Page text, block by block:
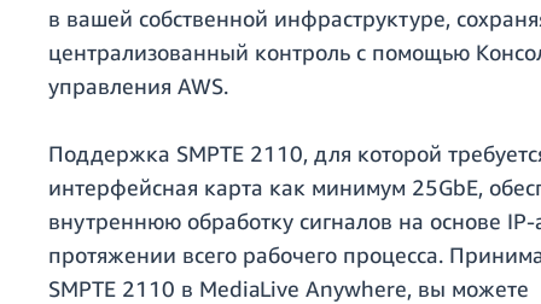
в вашей собственной инфраструктуре,
централизованный контроль с помощью
управления AWS.
Поддержка SMPTE 2110, для которой
интерфейсная карта как минимум 25GbE,
внутреннюю обработку сигналов на основе
протяжении всего рабочего процесса.
SMPTE 2110 в MediaLive Anywhere, вы можете